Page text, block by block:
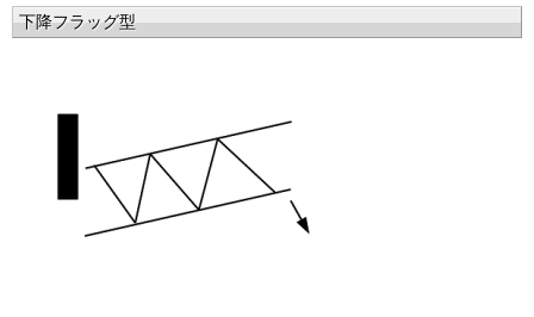
下降フラッグ型